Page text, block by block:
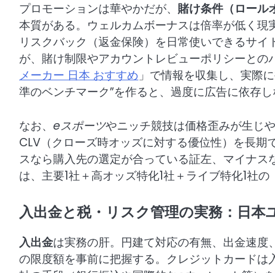
プロモーションは華やかだが、 賭け条件（ロール
本質がある。ウェルカムボーナスは倍率が低く
リスクバック（返金保険）を日常使いできるサ
が、賭け制限やアカウントレビューポリシーと
メーカー 日本 おすすめ」で情報を収集し、実際
準のベンチマーク”を作ると、過度に広告に依存し
なお、 eスポーツやニッチ競技は価格歪みが生じ
CLV（クローズ時オッズに対する優位性）を長
スなら購入先の選定が合っている証左、マイナス
は、主要1社＋高オッズ特化1社＋ライブ特化1社の
入出金と税・リスク管理の実務：日本
入出金は実務の肝。円建て対応の有無、出金速
の限度額を事前に把握する。クレジットカード